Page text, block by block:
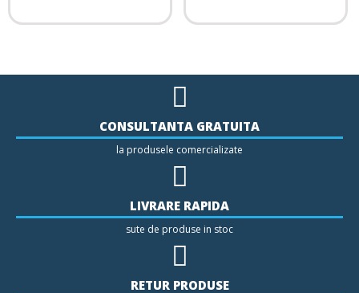
CONSULTANTA GRATUITA
la produsele comercializate
LIVRARE RAPIDA
sute de produse in stoc
RETUR PRODUSE